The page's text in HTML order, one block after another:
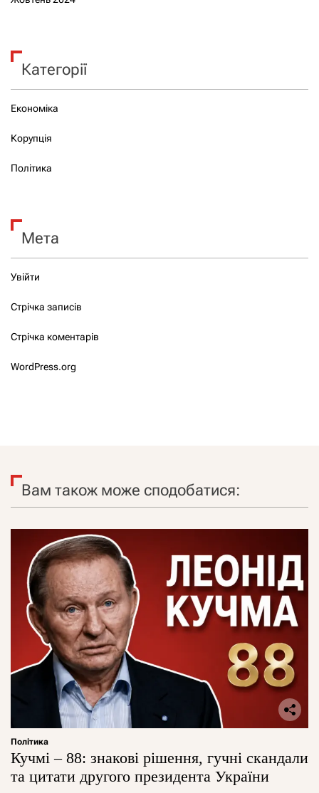
Категорії
Економіка
Корупція
Політика
Мета
Увійти
Стрічка записів
Стрічка коментарів
WordPress.org
Вам також може сподобатися:
Політика
Кучмі – 88: знакові рішення, гучні скандали
та цитати другого президента України